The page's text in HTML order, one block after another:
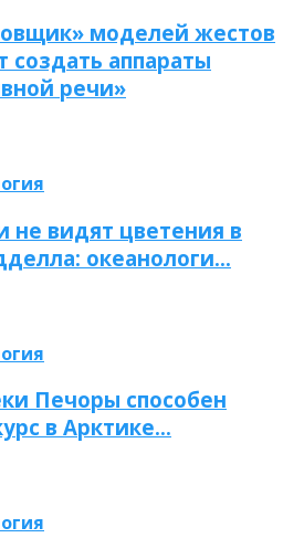
моделей жестов
создать аппараты
речи»
не видят цветения в
океанологи…
Печоры способен
в Арктике…